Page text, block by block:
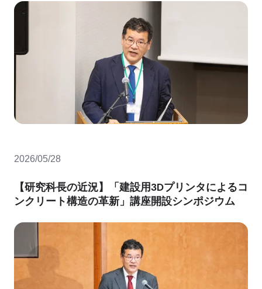
2026/05/28
【研究科長の近況】「建設用3Dプリンタによるコ
ンクリート構造の革新」講座開設シンポジウム